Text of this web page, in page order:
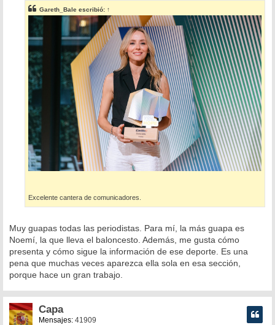
s
a
e
Gareth_Bale escribió: ↑
Excelente cantera de comunicadores.
Muy guapas todas las periodistas. Para mí, la más guapa es
Noemí, la que lleva el baloncesto. Además, me gusta cómo
presenta y cómo sigue la información de ese deporte. Es una
pena que muchas veces aparezca ella sola en esa sección,
porque hace un gran trabajo.
Capa
Mensajes:41909